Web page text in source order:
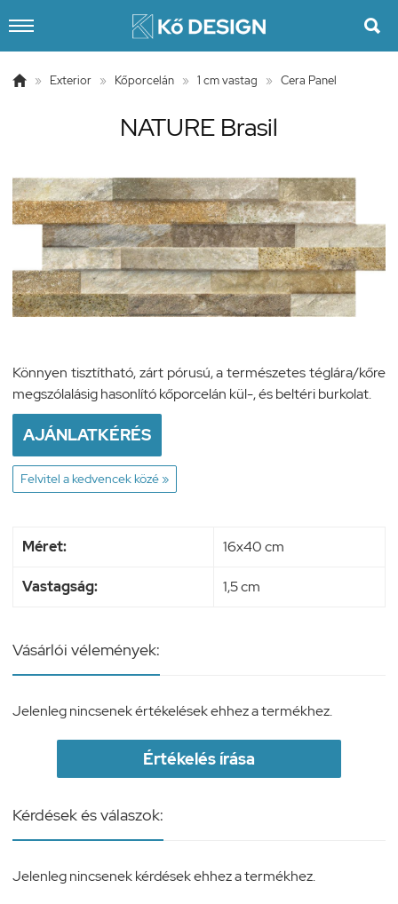

 » Exterior » Kőporcelán » 1 cm vastag » Cera Panel
NATURE Brasil
Könnyen tisztítható, zárt pórusú, a természetes téglára/kőre
megszólalásig hasonlító kőporcelán kül-, és beltéri burkolat.
AJÁNLATKÉRÉS
Felvitel a kedvencek közé »
Méret: 16x40 cm
Vastagság: 1,5 cm
Vásárlói vélemények:
Jelenleg nincsenek értékelések ehhez a termékhez.
Értékelés írása
Kérdések és válaszok:
Jelenleg nincsenek kérdések ehhez a termékhez.